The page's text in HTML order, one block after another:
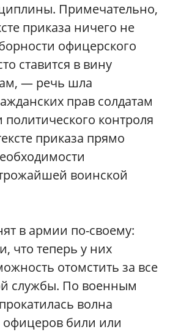
Примечательно,
приказа ничего не
офицерского
ставится в вину
— речь шла
прав солдатам
политического контроля
приказа прямо
воинской
в армии по-своему:
что теперь у них
отомстить за все
службы. По военным
волна
офицеров били или